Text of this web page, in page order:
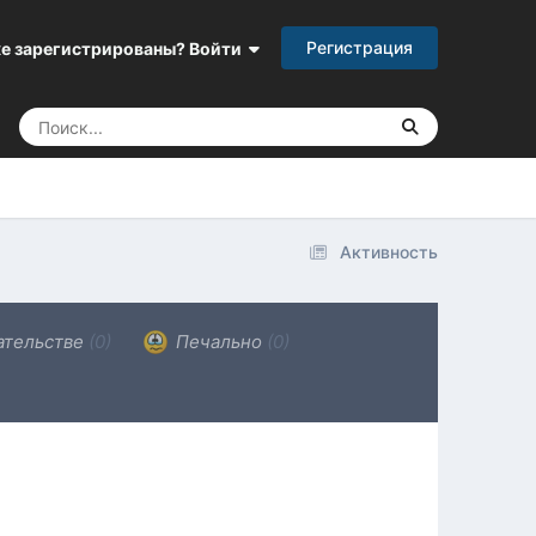
зарегистрированы? Войти Регистрация
Активность
(0) Печально (0)